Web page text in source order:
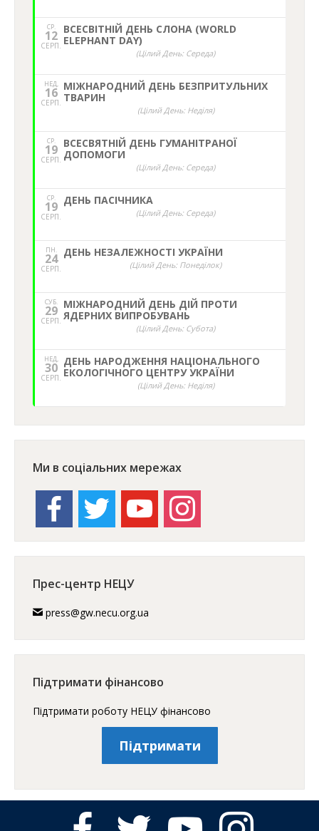
СР.
12
СЕРП.
ВСЕСВІТНІЙ ДЕНЬ СЛОНА (WORLD
ELEPHANT DAY)
(Цілий День: Середа)
НЕД,
16
СЕРП.
МІЖНАРОДНИЙ ДЕНЬ БЕЗПРИТУЛЬНИХ
ТВАРИН
(Цілий День: Неділя)
СР.
19
СЕРП.
ВСЕСВЯТНІЙ ДЕНЬ ГУМАНІТРАНОЇ
ДОПОМОГИ
(Цілий День: Середа)
СР.
19
СЕРП.
ДЕНЬ ПАСІЧНИКА
(Цілий День: Середа)
ПН.
24
СЕРП.
ДЕНЬ НЕЗАЛЕЖНОСТІ УКРАЇНИ
(Цілий День: Понеділок)
СУБ.
29
СЕРП.
МІЖНАРОДНИЙ ДЕНЬ ДІЙ ПРОТИ
ЯДЕРНИХ ВИПРОБУВАНЬ
(Цілий День: Субота)
НЕД,
30
СЕРП.
ДЕНЬ НАРОДЖЕННЯ НАЦІОНАЛЬНОГО
ЕКОЛОГІЧНОГО ЦЕНТРУ УКРАЇНИ
(Цілий День: Неділя)
Ми в соціальних мережах
facebook twitter youtube instagram
Прес-центр НЕЦУ
press@gw.necu.org.ua
Підтримати фінансово
Підтримати роботу НЕЦУ фінансово
Підтримати
facebook twitter youtube instagram